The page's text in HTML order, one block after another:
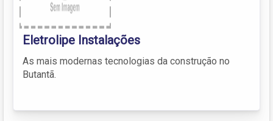
Eletrolipe Instalações
As mais modernas tecnologias da construção no
Butantã.